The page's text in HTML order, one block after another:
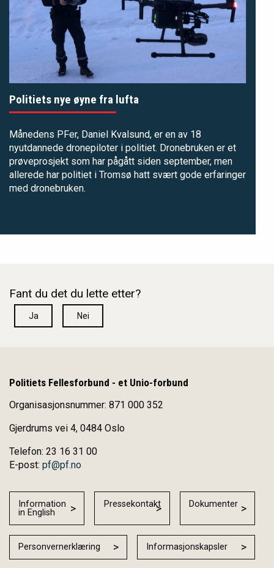
Politiets nye øyne fra lufta
Månedens PFer, Daniel Kvalsund, er en av 18
nyutdannede dronepiloter i politiet. Dronebruken er et
prøveprosjekt som har pågått siden september, men
allerede har politiet i Tromsø hatt svært gode erfaringer
med dronebruken.
Fant du det du lette etter?
Ja Nei
Politiets Fellesforbund - et Unio-forbund
Organisasjonsnummer: 871 000 352
Gjerdrums vei 4, 0484 Oslo
Telefon: 23 16 31 00
E-post: pf@pf.no
Information
in English
Pressekontakt Dokumenter
Personvernerklæring Informasjonskapsler